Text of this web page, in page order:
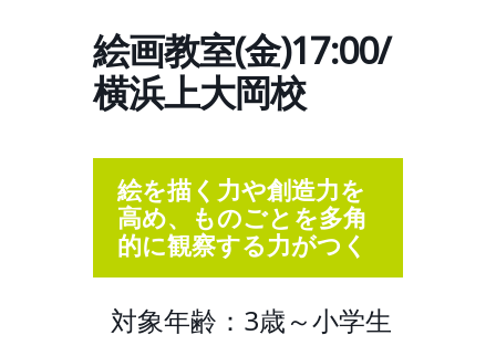
絵画教室(金)17:00/
横浜上大岡校
絵を描く力や創造力を
高め、ものごとを多角
的に観察する力がつく
対象年齢：3歳～小学生